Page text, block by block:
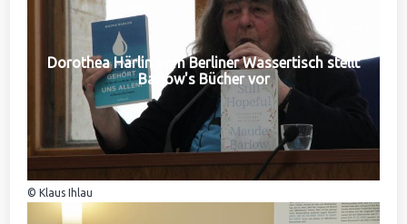
Dorothea Härlin vom Berliner Wassertisch stellt
Barlow's Bücher vor
© Klaus Ihlau